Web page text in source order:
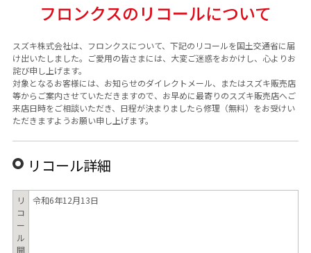
フロンクスのリコールについて
スズキ株式会社は、フロンクスについて、下記のリコールを国土交通省に届
け出いたしました。ご愛用の皆さまには、大変ご迷惑をおかけし、心よりお
詫び申し上げます。
対象となるお客様には、お知らせのダイレクトメール、またはスズキ販売店
等からご案内させていただきますので、お早めに最寄りのスズキ販売店へご
来店日時をご相談いただき、日程が決まりましたら修理（無料）をお受けい
ただきますようお願い申し上げます。
リコール詳細
リ
コ
ー
ル
開
令和6年12月13日